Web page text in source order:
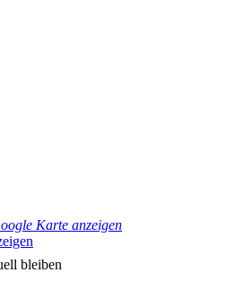
Karte anzeigen
bleiben